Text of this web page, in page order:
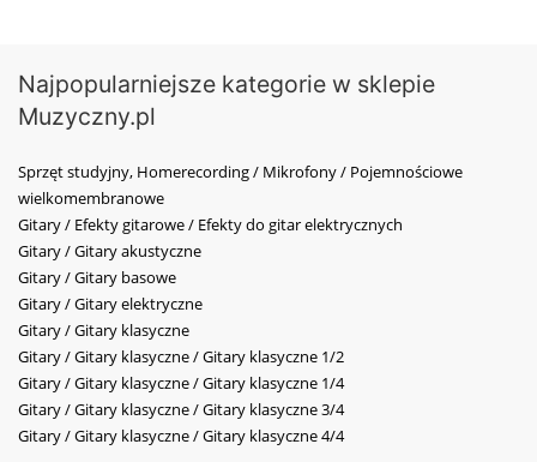
Najpopularniejsze kategorie w sklepie
Muzyczny.pl
Sprzęt studyjny, Homerecording / Mikrofony / Pojemnościowe
wielkomembranowe
Gitary / Efekty gitarowe / Efekty do gitar elektrycznych
Gitary / Gitary akustyczne
Gitary / Gitary basowe
Gitary / Gitary elektryczne
Gitary / Gitary klasyczne
Gitary / Gitary klasyczne / Gitary klasyczne 1/2
Gitary / Gitary klasyczne / Gitary klasyczne 1/4
Gitary / Gitary klasyczne / Gitary klasyczne 3/4
Gitary / Gitary klasyczne / Gitary klasyczne 4/4